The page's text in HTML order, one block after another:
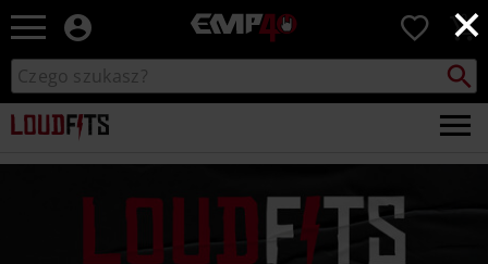
×
EMP
Merch
Fanów:
i
-
Moda
0
Wyszukaj
katalog
Szukaj